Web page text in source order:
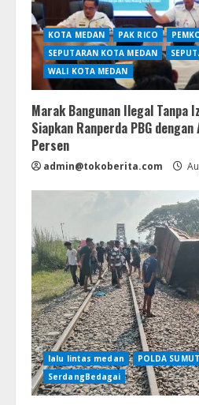
KOTA MEDAN PAK RICO
SEPUTARAN KOTA MEDAN
WALI KOTA MEDAN
Marak Bangunan Ilegal Tanpa
Siapkan Ranperda PBG dengan
Persen
admin@tokoberita.com
lalu lintas medan POLDA SUMUT
SerdangBedagai